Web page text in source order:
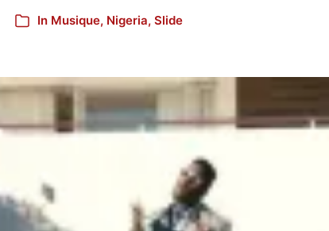
In Musique, Nigeria, Slide